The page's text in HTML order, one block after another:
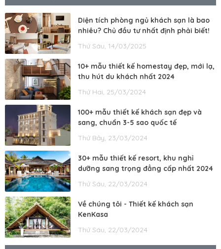
Diện tích phòng ngủ khách sạn là bao
nhiêu? Chủ đầu tư nhất định phải biết!
Thứ Sáu, 14/03/2025
10+ mẫu thiết kế homestay đẹp, mới lạ,
thu hút du khách nhất 2024
Thứ Hai, 25/03/2024
100+ mẫu thiết kế khách sạn đẹp và
sang, chuẩn 3-5 sao quốc tế
Thứ Bảy, 23/03/2024
30+ mẫu thiết kế resort, khu nghỉ
dưỡng sang trọng đẳng cấp nhất 2024
Thứ Sáu, 22/03/2024
Về chúng tôi - Thiết kế khách sạn
KenKasa
Thứ Sáu, 22/03/2024